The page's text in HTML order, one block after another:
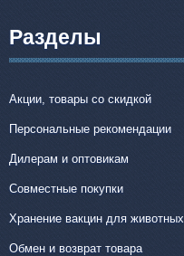
Разделы
Акции, товары со скидкой
Персональные рекомендации
Дилерам и оптовикам
Совместные покупки
Хранение вакцин для животных
Обмен и возврат товара